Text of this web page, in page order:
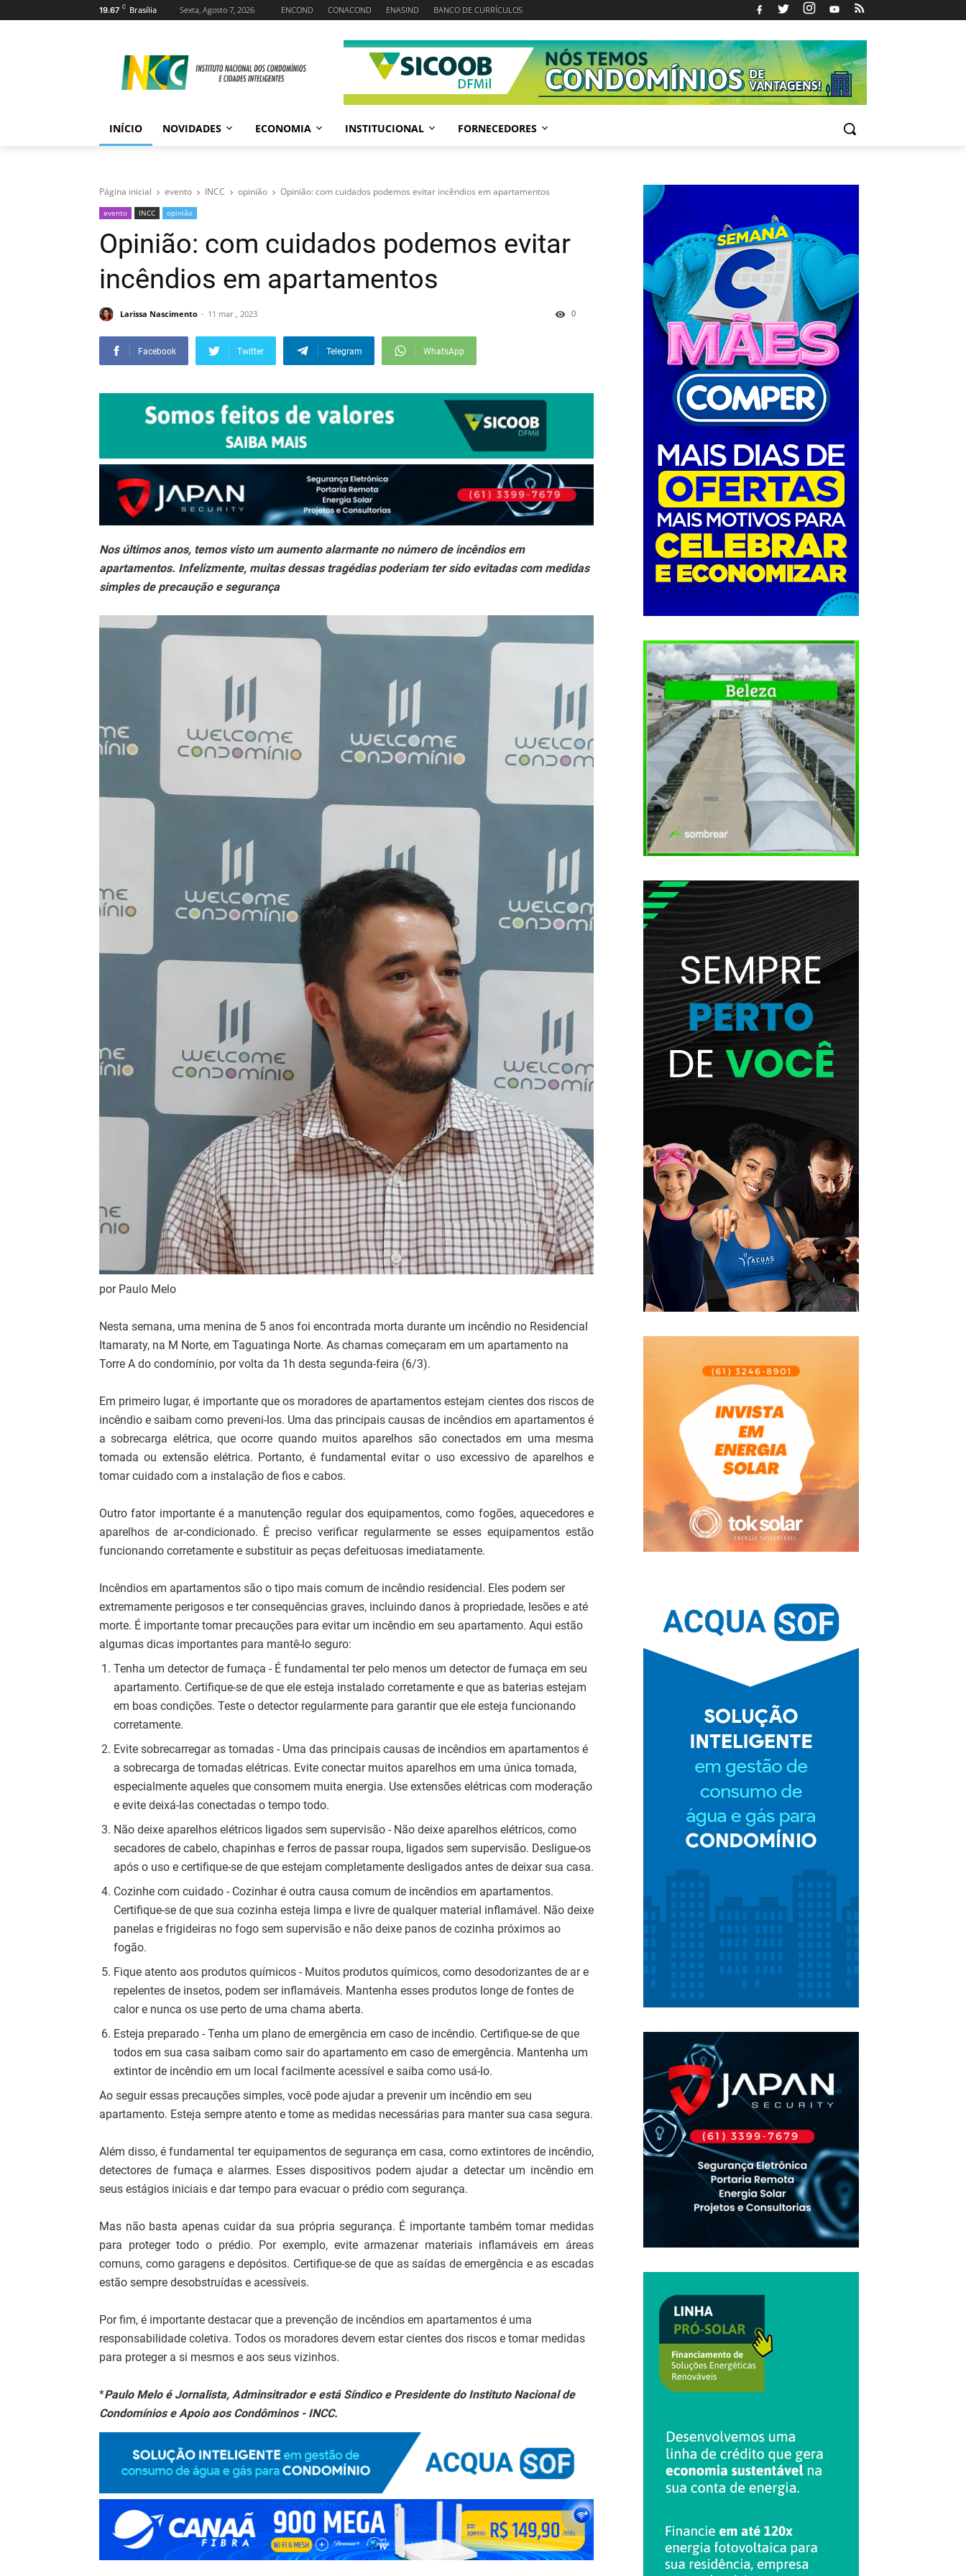
19.67 C Brasília Sexta, Agosto 7, 2026 ENCOND CONACOND ENASIND BANCO DE CURRÍCULOS
INÍCIO NOVIDADES ECONOMIA INSTITUCIONAL FORNECEDORES
Página inicial evento INCC opinião Opinião: com cuidados podemos evitar incêndios em apartamentos
evento INCC opinião
Opinião: com cuidados podemos evitar
incêndios em apartamentos
Larissa Nascimento 11 mar., 2023 0
Facebook Twitter Telegram WhatsApp
Nos últimos anos, temos visto um aumento alarmante no número de incêndios em
apartamentos. Infelizmente, muitas dessas tragédias poderiam ter sido evitadas com medidas
simples de precaução e segurança
por Paulo Melo
Nesta semana, uma menina de 5 anos foi encontrada morta durante um incêndio no Residencial
Itamaraty, na M Norte, em Taguatinga Norte. As chamas começaram em um apartamento na
Torre A do condomínio, por volta da 1h desta segunda-feira (6/3).
Em primeiro lugar, é importante que os moradores de apartamentos estejam cientes dos riscos de
incêndio e saibam como preveni-los. Uma das principais causas de incêndios em apartamentos é
a sobrecarga elétrica, que ocorre quando muitos aparelhos são conectados em uma mesma
tomada ou extensão elétrica. Portanto, é fundamental evitar o uso excessivo de aparelhos e
tomar cuidado com a instalação de fios e cabos.
Outro fator importante é a manutenção regular dos equipamentos, como fogões, aquecedores e
aparelhos de ar-condicionado. É preciso verificar regularmente se esses equipamentos estão
funcionando corretamente e substituir as peças defeituosas imediatamente.
Incêndios em apartamentos são o tipo mais comum de incêndio residencial. Eles podem ser
extremamente perigosos e ter consequências graves, incluindo danos à propriedade, lesões e até
morte. É importante tomar precauções para evitar um incêndio em seu apartamento. Aqui estão
algumas dicas importantes para mantê-lo seguro:
Tenha um detector de fumaça - É fundamental ter pelo menos um detector de fumaça em seu
apartamento. Certifique-se de que ele esteja instalado corretamente e que as baterias estejam
em boas condições. Teste o detector regularmente para garantir que ele esteja funcionando
corretamente.
Evite sobrecarregar as tomadas - Uma das principais causas de incêndios em apartamentos é
a sobrecarga de tomadas elétricas. Evite conectar muitos aparelhos em uma única tomada,
especialmente aqueles que consomem muita energia. Use extensões elétricas com moderação
e evite deixá-las conectadas o tempo todo.
Não deixe aparelhos elétricos ligados sem supervisão - Não deixe aparelhos elétricos, como
secadores de cabelo, chapinhas e ferros de passar roupa, ligados sem supervisão. Desligue-os
após o uso e certifique-se de que estejam completamente desligados antes de deixar sua casa.
Cozinhe com cuidado - Cozinhar é outra causa comum de incêndios em apartamentos.
Certifique-se de que sua cozinha esteja limpa e livre de qualquer material inflamável. Não deixe
panelas e frigideiras no fogo sem supervisão e não deixe panos de cozinha próximos ao
fogão.
Fique atento aos produtos químicos - Muitos produtos químicos, como desodorizantes de ar e
repelentes de insetos, podem ser inflamáveis. Mantenha esses produtos longe de fontes de
calor e nunca os use perto de uma chama aberta.
Esteja preparado - Tenha um plano de emergência em caso de incêndio. Certifique-se de que
todos em sua casa saibam como sair do apartamento em caso de emergência. Mantenha um
extintor de incêndio em um local facilmente acessível e saiba como usá-lo.
Ao seguir essas precauções simples, você pode ajudar a prevenir um incêndio em seu
apartamento. Esteja sempre atento e tome as medidas necessárias para manter sua casa segura.
Além disso, é fundamental ter equipamentos de segurança em casa, como extintores de incêndio,
detectores de fumaça e alarmes. Esses dispositivos podem ajudar a detectar um incêndio em
seus estágios iniciais e dar tempo para evacuar o prédio com segurança.
Mas não basta apenas cuidar da sua própria segurança. É importante também tomar medidas
para proteger todo o prédio. Por exemplo, evite armazenar materiais inflamáveis em áreas
comuns, como garagens e depósitos. Certifique-se de que as saídas de emergência e as escadas
estão sempre desobstruídas e acessíveis.
Por fim, é importante destacar que a prevenção de incêndios em apartamentos é uma
responsabilidade coletiva. Todos os moradores devem estar cientes dos riscos e tomar medidas
para proteger a si mesmos e aos seus vizinhos.
*Paulo Melo é Jornalista, Adminsitrador e está Síndico e Presidente do Instituto Nacional de
Condomínios e Apoio aos Condôminos - INCC.